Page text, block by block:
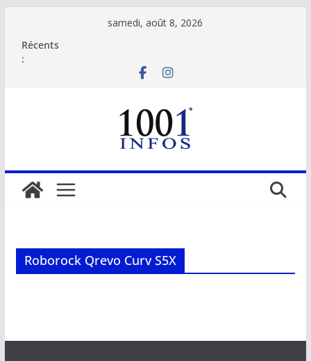
contenu
samedi, août 8, 2026
Récents
:
Roborock Qrevo Curv S5X